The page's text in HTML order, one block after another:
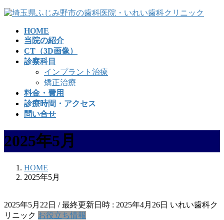
コ
ナ
HOME
当院の紹介
CT（3D画像）
診察科目
インプラント治療
矯正治療
料金・費用
診療時間・アクセス
問い合せ
2025年5月
HOME
2025年5月
2025年5月22日 / 最終更新日時 : 2025年4月26日 いれい歯科ク
リニック お役立ち情報